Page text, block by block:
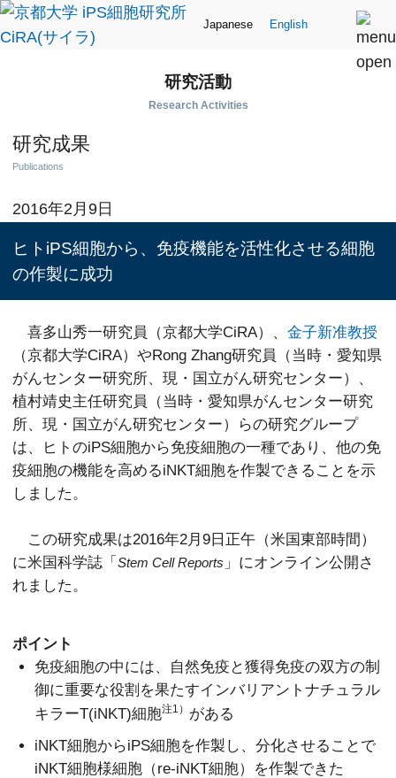
Japanese English
研究活動
Research Activities
研究成果
Publications
2016年2月9日
ヒトiPS細胞から、免疫機能を活性化させる細胞
の作製に成功
喜多山秀一研究員（京都大学CiRA）、金子新准教授
（京都大学CiRA）やRong Zhang研究員（当時・愛知県
がんセンター研究所、現・国立がん研究センター）、
植村靖史主任研究員（当時・愛知県がんセンター研究
所、現・国立がん研究センター）らの研究グループ
は、ヒトのiPS細胞から免疫細胞の一種であり、他の免
疫細胞の機能を高めるiNKT細胞を作製できることを示
しました。
この研究成果は2016年2月9日正午（米国東部時間）
に米国科学誌「Stem Cell Reports 」にオンライン公開さ
れました。
ポイント
免疫細胞の中には、自然免疫と獲得免疫の双方の制
御に重要な役割を果たすインバリアントナチュラル
キラーT(iNKT)細胞注1） がある
iNKT細胞からiPS細胞を作製し、分化させることで
iNKT細胞様細胞（re-iNKT細胞）を作製できた